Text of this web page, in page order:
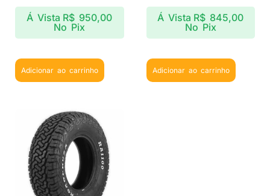
Á Vista R$ 950,00
No Pix
Adicionar ao carrinho
Á Vista R$ 845,00
No Pix
Adicionar ao carrinho